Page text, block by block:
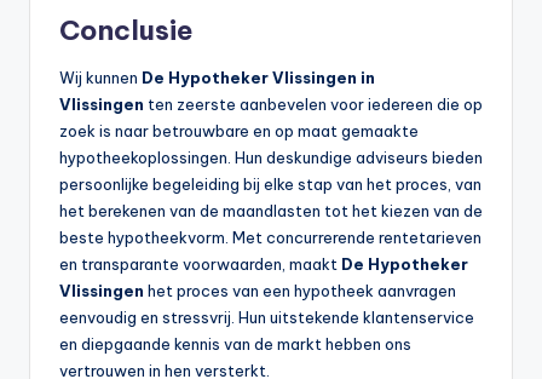
Conclusie
Wij kunnen De Hypotheker Vlissingen in
Vlissingen ten zeerste aanbevelen voor iedereen die op
zoek is naar betrouwbare en op maat gemaakte
hypotheekoplossingen. Hun deskundige adviseurs bieden
persoonlijke begeleiding bij elke stap van het proces, van
het berekenen van de maandlasten tot het kiezen van de
beste hypotheekvorm. Met concurrerende rentetarieven
en transparante voorwaarden, maakt De Hypotheker
Vlissingen het proces van een hypotheek aanvragen
eenvoudig en stressvrij. Hun uitstekende klantenservice
en diepgaande kennis van de markt hebben ons
vertrouwen in hen versterkt.